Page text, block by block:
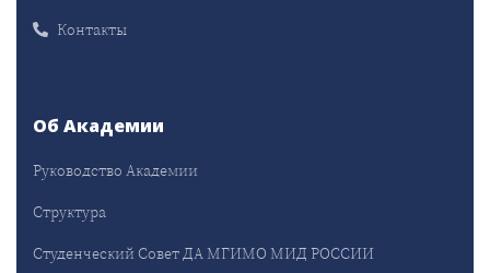
Контакты
Об Академии
Руководство Академии
Структура
Студенческий Совет ДА МГИМО МИД РОССИИ